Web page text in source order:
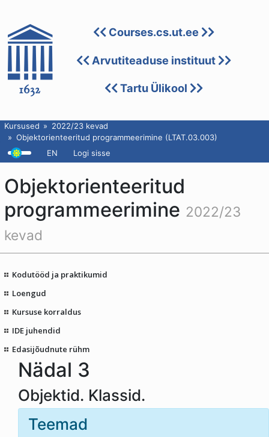
Courses.cs.ut.ee
Arvutiteaduse instituut
Tartu Ülikool
Kursused
2022/23 kevad
Objektorienteeritud programmeerimine (LTAT.03.003)
EN
Logi sisse
Objektorienteeritud
programmeerimine 2022/23
kevad
Kodutööd ja praktikumid
Loengud
Kursuse korraldus
IDE juhendid
Edasijõudnute rühm
Nädal 3
Objektid. Klassid.
Teemad